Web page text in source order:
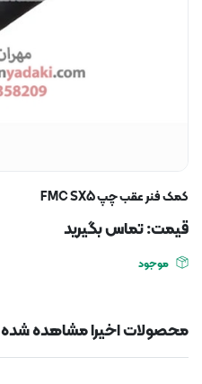
کمک فنر عقب چپ FMC SX5
قیمت: تماس بگیرید
موجود
محصولات اخیرا مشاهده شده